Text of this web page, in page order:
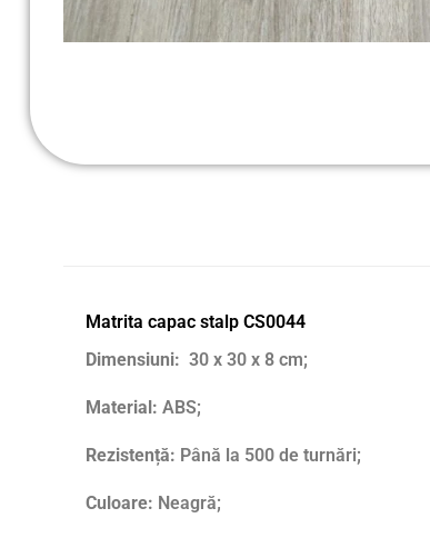
Matrita capac stalp CS0044
Dimensiuni: 30 x 30 x 8 cm;
Material: ABS;
Rezistență: Până la 500 de turnări;
Culoare: Neagră;